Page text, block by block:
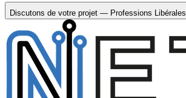
Discutons de votre projet — Professions Libérales